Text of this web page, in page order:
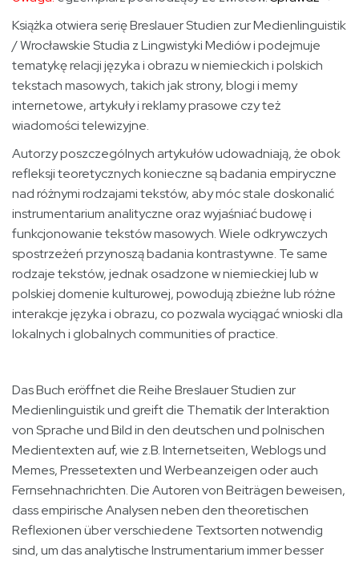
Książka otwiera serię Breslauer Studien zur Medienlinguistik
/ Wrocławskie Studia z Lingwistyki Mediów i podejmuje
tematykę relacji języka i obrazu w niemieckich i polskich
tekstach masowych, takich jak strony, blogi i memy
internetowe, artykuły i reklamy prasowe czy też
wiadomości telewizyjne.
Autorzy poszczególnych artykułów udowadniają, że obok
refleksji teoretycznych konieczne są badania empiryczne
nad różnymi rodzajami tekstów, aby móc stale doskonalić
instrumentarium analityczne oraz wyjaśniać budowę i
funkcjonowanie tekstów masowych. Wiele odkrywczych
spostrzeżeń przynoszą badania kontrastywne. Te same
rodzaje tekstów, jednak osadzone w niemieckiej lub w
polskiej domenie kulturowej, powodują zbieżne lub różne
interakcje języka i obrazu, co pozwala wyciągać wnioski dla
lokalnych i globalnych communities of practice.
Das Buch eröffnet die Reihe Breslauer Studien zur
Medienlinguistik und greift die Thematik der Interaktion
von Sprache und Bild in den deutschen und polnischen
Medientexten auf, wie z.B. Internetseiten, Weblogs und
Memes, Pressetexten und Werbeanzeigen oder auch
Fernsehnachrichten. Die Autoren von Beiträgen beweisen,
dass empirische Analysen neben den theoretischen
Reflexionen über verschiedene Textsorten notwendig
sind, um das analytische Instrumentarium immer besser